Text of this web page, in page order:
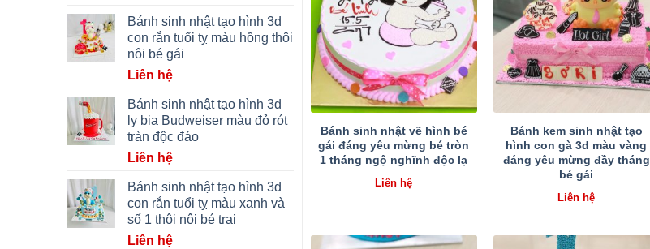
Bánh sinh nhật tạo hình 3d
con rắn tuổi tỵ màu hồng thôi
nôi bé gái
Liên hệ
Bánh sinh nhật tạo hình 3d
ly bia Budweiser màu đỏ rót
tràn độc đáo
Liên hệ
Bánh sinh nhật tạo hình 3d
con rắn tuổi tỵ màu xanh và
số 1 thôi nôi bé trai
Liên hệ
Bánh sinh nhật vẽ hình bé
gái đáng yêu mừng bé tròn
1 tháng ngộ nghĩnh độc lạ
Liên hệ
Bánh kem sinh nhật tạo
hình con gà 3d màu vàng
đáng yêu mừng đầy tháng
bé gái
Liên hệ